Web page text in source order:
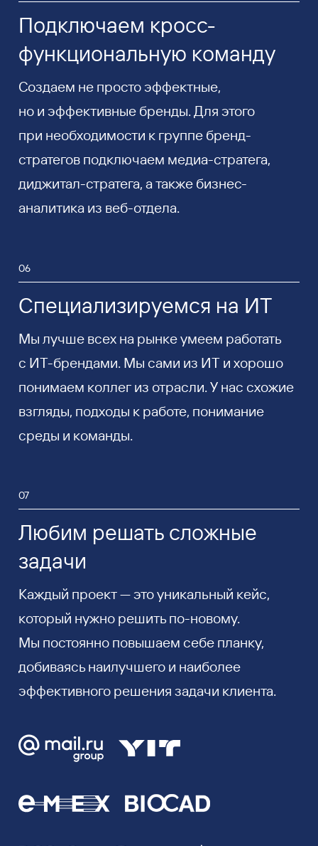
Подключаем кросс-
функциональную команду
Создаем не просто эффектные,
но и эффективные бренды. Для этого
при необходимости к группе бренд-
стратегов подключаем медиа-стратега,
диджитал-стратега, а также бизнес-
аналитика из веб-отдела.
06
Специализируемся на ИТ
Мы лучше всех на рынке умеем работать
с ИТ-брендами. Мы сами из ИТ и хорошо
понимаем коллег из отрасли. У нас схожие
взгляды, подходы к работе, понимание
среды и команды.
07
Любим решать сложные
задачи
Каждый проект — это уникальный кейс,
который нужно решить по-новому.
Мы постоянно повышаем себе планку,
добиваясь наилучшего и наиболее
эффективного решения задачи клиента.